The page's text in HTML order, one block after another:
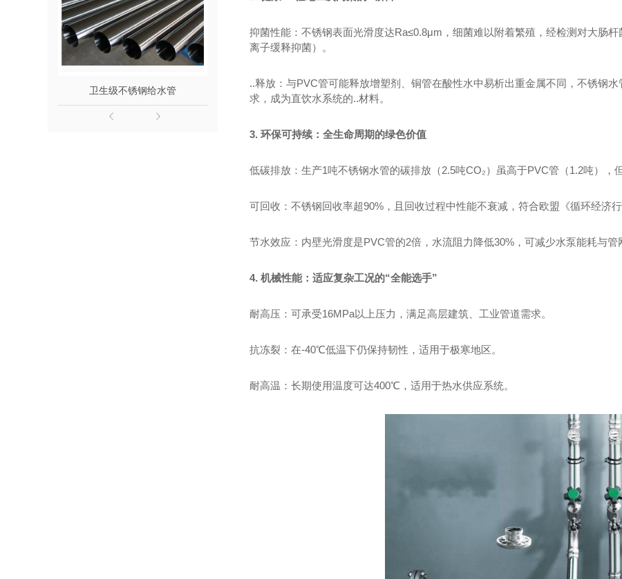
卫生级不锈钢给水管 316L不锈钢给水管 不锈钢水管 304
抑菌性能：不锈钢表面光滑度达Ra≤0.8μm，细菌难以附着繁殖，经检测对大肠
离子缓释抑菌）。
..释放：与PVC管可能释放增塑剂、铜管在酸性水中易析出重金属不同，不锈钢
求，成为直饮水系统的..材料。
3. 环保可持续：全生命周期的绿色价值
低碳排放：生产1吨不锈钢水管的碳排放（2.5吨CO₂）虽高于PVC管（1.2吨），
可回收：不锈钢回收率超90%，且回收过程中性能不衰减，符合欧盟《循环经济
节水效应：内壁光滑度是PVC管的2倍，水流阻力降低30%，可减少水泵能耗与管
4. 机械性能：适应复杂工况的“全能选手”
耐高压：可承受16MPa以上压力，满足高层建筑、工业管道需求。
抗冻裂：在-40℃低温下仍保持韧性，适用于极寒地区。
耐高温：长期使用温度可达400℃，适用于热水供应系统。